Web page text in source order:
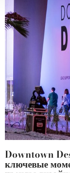
We also share
our social
may combine it
provided to
of their services.
Downtown
ключевые